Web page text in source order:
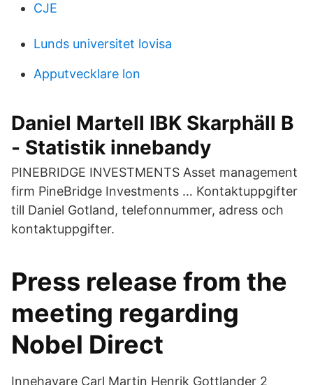
CJE
Lunds universitet lovisa
Apputvecklare lon
Daniel Martell IBK Skarphäll B
- Statistik innebandy
PINEBRIDGE INVESTMENTS Asset management
firm PineBridge Investments … Kontaktuppgifter
till Daniel Gotland, telefonnummer, adress och
kontaktuppgifter.
Press release from the
meeting regarding
Nobel Direct
Innehavare Carl Martin Henrik Gottlander 2